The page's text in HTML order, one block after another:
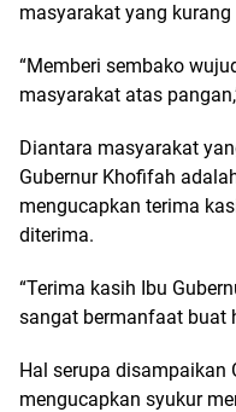
masyarakat yang
“Memberi sembako
masyarakat atas
Diantara masyarakat
Gubernur Khofifah
mengucapkan terima
diterima.
“Terima kasih Ibu
sangat bermanfaat buat
Hal serupa disampaikan
mengucapkan syukur